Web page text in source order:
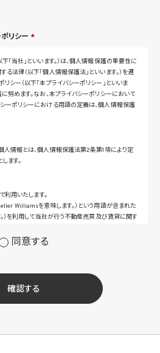
リシー *
「当社」といいます。）は、個人情報保護の重要性に
法律（以下「個人情報保護法」といいます。）を遵
シー（以下「本プライバシーポリシー」といいま
努めます。なお、本プライバシーポリシーにおいて
ーポリシーにおける用語の定義は、個人情報保護
人情報とは、個人情報保護法第2条第1項により定
ます。
用いたします。
Williamsを意味します。）という用語が含まれた
。）を利用して当社が行う不動産売買及び賃貸に関す
のため
ポリシー等（以下「規約等」といいます。）に違反す
同意する
確認する